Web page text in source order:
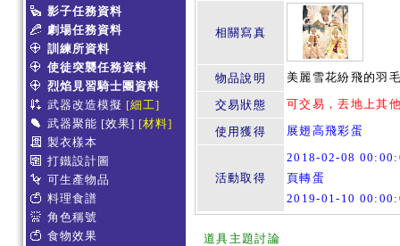
影子任務資料
劇場任務資料
訓練所資料
使徒突襲任務資料
烈焰見習騎士團資料
武器改造模擬 [細工]
武器聚能 [效果] [材料]
製衣樣本
打鐵設計圖
可生產物品
料理食譜
角色稱號
食物效果
相關寫真
物品說明 美麗雪花紛飛的羽
交易狀態 可交易，丟地上其
使用獲得 展翅高飛彩蛋
活動取得
2018-02-08
頁轉蛋
2019-01-10
道具主題討論